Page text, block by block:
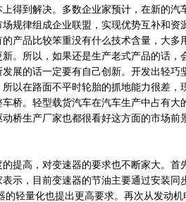
得到解决。多数企业家预计，在新的汽
规律组成企业联盟，实现优势互补和资
产品比较笨重没有什么技术含量，大多
。所以，如果还是生产老式产品的话，
展的话一定要有自己创新。开发出轻巧
以在路面不平时轮胎的抓地能力很差，
桥。轻型载货汽车在汽车生产中占有大
桥生产厂家也都很看好这方面的市场前
提高，对变速器的要求也不断家大。首
示，目前变速器的节油主要通过安装同
轻量化也提出更高要求。再次从发动